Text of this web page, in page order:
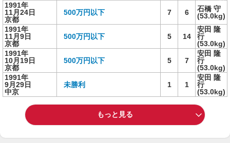
1991年
11月24日
京都
500万円以下 7 6
石橋 守
(53.0kg)
1991年
11月9日
京都
500万円以下 5 14
安田 隆
行
(53.0kg)
1991年
10月19日
京都
500万円以下 5 7
安田 隆
行
(53.0kg)
1991年
9月29日
中京
未勝利 1 1
安田 隆
行
(53.0kg)
もっと見る